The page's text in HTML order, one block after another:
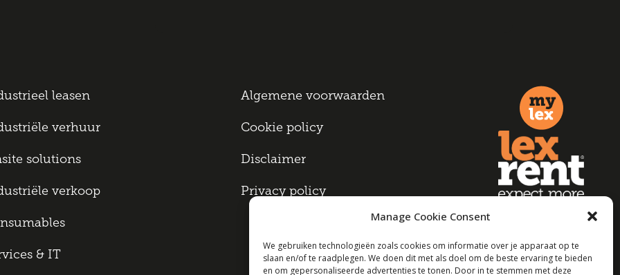
Manage Cookie Consent
We gebruiken technologieën zoals cookies om informatie over je apparaat op te
slaan en/of te raadplegen. We doen dit met als doel om de beste ervaring te bieden
en om gepersonaliseerde advertenties te tonen. Door in te stemmen met deze
leasen
verhuur
solutions
verkoop
& IT
Algemene voorwaarden
Cookie policy
Disclaimer
Privacy policy